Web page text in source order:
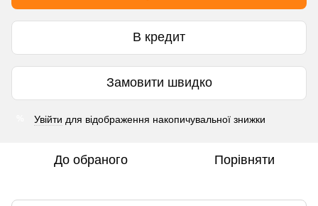
В кредит
Замовити швидко
Увійти для відображення накопичувальної знижки
До обраного Порівняти